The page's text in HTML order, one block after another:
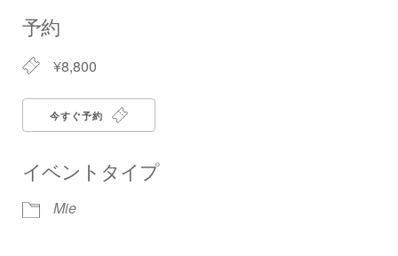
予約
¥8,800
今すぐ予約
イベントタイプ
Mie